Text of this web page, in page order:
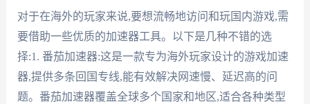
对于在海外的玩家来说,要想流畅地访问和玩国内游戏,需
要借助一些优质的加速器工具。以下是几种不错的选
择:1. 番茄加速器:这是一款专为海外玩家设计的游戏加速
器,提供多条回国专线,能有效解决网速慢、延迟高的问
题。番茄加速器覆盖全球多个国家和地区,适合各种类型